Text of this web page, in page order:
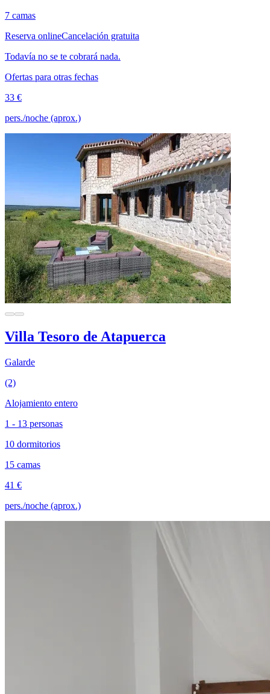
7 camas
Reserva onlineCancelación gratuita
Todavía no se te cobrará nada.
Ofertas para otras fechas
33 €
pers./noche (aprox.)
Villa Tesoro de Atapuerca
Galarde
(2)
Alojamiento entero
1 - 13 personas
10 dormitorios
15 camas
41 €
pers./noche (aprox.)